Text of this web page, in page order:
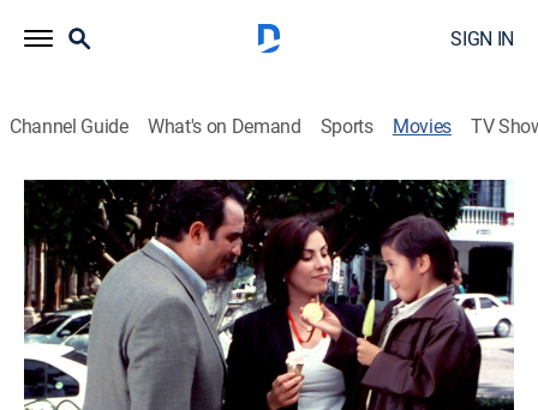
SIGN IN
Channel Guide What's on Demand Sports Movies TV
Bajo amenaza: 42 km de angustia
Drama
Alberto es un policía agobiado, casado con una
maratonista. Juntos tienen un niño de 9 años llamado
Pablo, que será víctima de un traficante que involucra
a toda la familia en un ingenioso plan para huir de la
justicia.